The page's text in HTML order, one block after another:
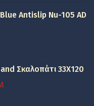
€.
Antislip Nu-105 AD
Σκαλοπάτι 33Χ120